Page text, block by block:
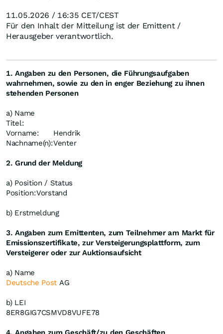
11.05.2026 / 16:35 CET/CEST
Für den Inhalt der Mitteilung ist der Emittent /
Herausgeber verantwortlich.
1. Angaben zu den Personen, die Führungsaufgaben
wahrnehmen, sowie zu den in enger Beziehung zu ihnen
stehenden Personen
a) Name
Titel:
Vorname:
Hendrik
Nachname(n):Venter
2. Grund der Meldung
a) Position / Status
Position:Vorstand
b) Erstmeldung
3. Angaben zum Emittenten, zum Teilnehmer am Markt für
Emissionszertifikate, zur Versteigerungsplattform, zum
Versteigerer oder zur Auktionsaufsicht
a) Name
Deutsche Post AG
b) LEI
8ER8GIG7CSMVD8VUFE78